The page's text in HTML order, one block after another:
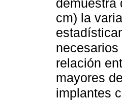
demuestra
cm) la
relación
mayores
implantes